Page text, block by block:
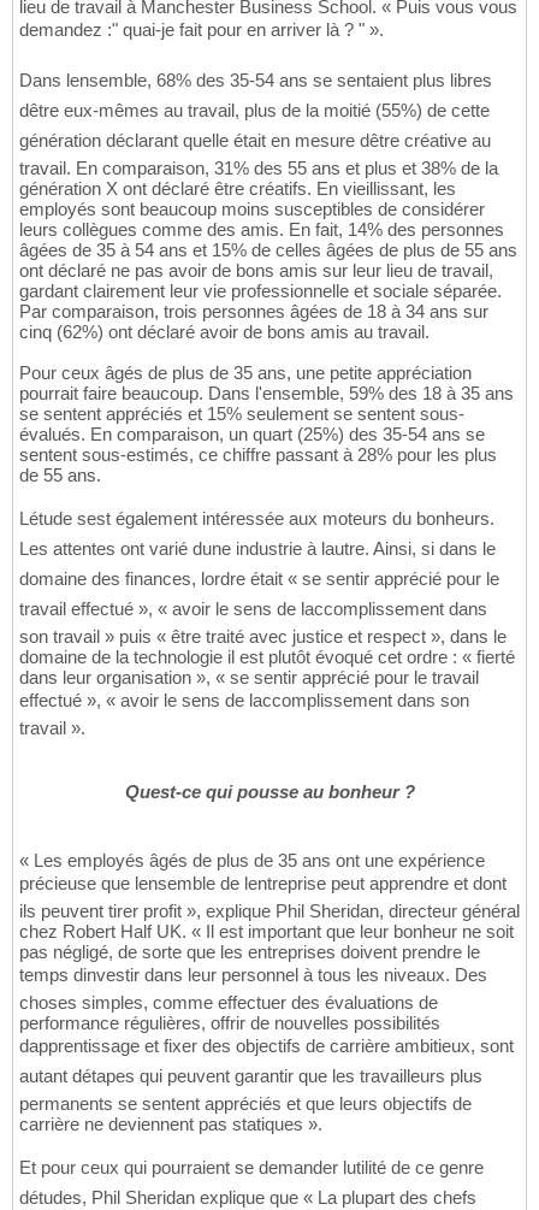
lieu de travail à Manchester Business School. « Puis vous vous
demandez :" quai-je fait pour en arriver là ? " ».
Dans lensemble, 68% des 35-54 ans se sentaient plus libres
dêtre eux-mêmes au travail, plus de la moitié (55%) de cette
génération déclarant quelle était en mesure dêtre créative au
travail. En comparaison, 31% des 55 ans et plus et 38% de la
génération X ont déclaré être créatifs. En vieillissant, les
employés sont beaucoup moins susceptibles de considérer
leurs collègues comme des amis. En fait, 14% des personnes
âgées de 35 à 54 ans et 15% de celles âgées de plus de 55 ans
ont déclaré ne pas avoir de bons amis sur leur lieu de travail,
gardant clairement leur vie professionnelle et sociale séparée.
Par comparaison, trois personnes âgées de 18 à 34 ans sur
cinq (62%) ont déclaré avoir de bons amis au travail.
Pour ceux âgés de plus de 35 ans, une petite appréciation
pourrait faire beaucoup. Dans l'ensemble, 59% des 18 à 35 ans
se sentent appréciés et 15% seulement se sentent sous-
évalués. En comparaison, un quart (25%) des 35-54 ans se
sentent sous-estimés, ce chiffre passant à 28% pour les plus
de 55 ans.
Létude sest également intéressée aux moteurs du bonheurs.
Les attentes ont varié dune industrie à lautre. Ainsi, si dans le
domaine des finances, lordre était « se sentir apprécié pour le
travail effectué », « avoir le sens de laccomplissement dans
son travail » puis « être traité avec justice et respect », dans le
domaine de la technologie il est plutôt évoqué cet ordre : « fierté
dans leur organisation », « se sentir apprécié pour le travail
effectué », « avoir le sens de laccomplissement dans son
travail ».
Quest-ce qui pousse au bonheur ?
« Les employés âgés de plus de 35 ans ont une expérience
précieuse que lensemble de lentreprise peut apprendre et dont
ils peuvent tirer profit », explique Phil Sheridan, directeur général
chez Robert Half UK. « Il est important que leur bonheur ne soit
pas négligé, de sorte que les entreprises doivent prendre le
temps dinvestir dans leur personnel à tous les niveaux. Des
choses simples, comme effectuer des évaluations de
performance régulières, offrir de nouvelles possibilités
dapprentissage et fixer des objectifs de carrière ambitieux, sont
autant détapes qui peuvent garantir que les travailleurs plus
permanents se sentent appréciés et que leurs objectifs de
carrière ne deviennent pas statiques ».
Et pour ceux qui pourraient se demander lutilité de ce genre
détudes, Phil Sheridan explique que « La plupart des chefs